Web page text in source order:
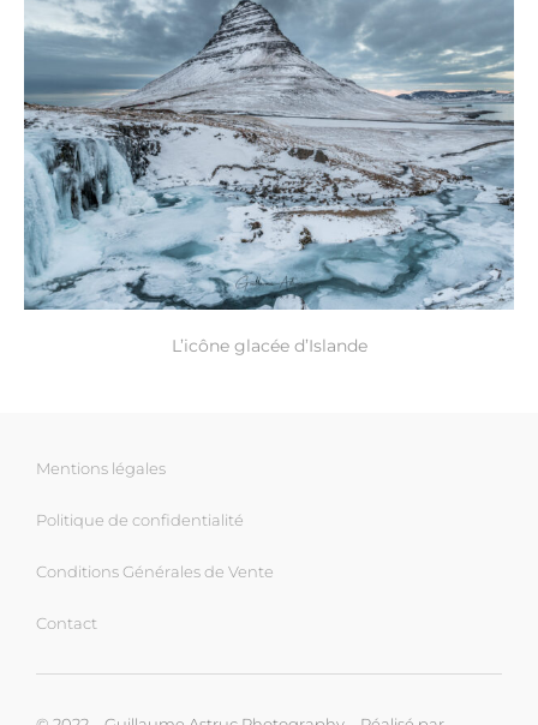
L’icône glacée d’Islande
Mentions légales
Politique de confidentialité
Conditions Générales de Vente
Contact